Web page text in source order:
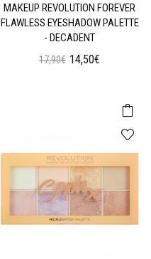
MAKEUP REVOLUTION FOREVER
FLAWLESS EYESHADOW PALETTE
- DECADENT
17,90€ 14,50€